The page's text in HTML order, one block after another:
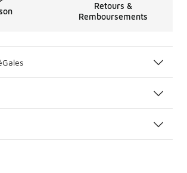
Retours &
Remboursements